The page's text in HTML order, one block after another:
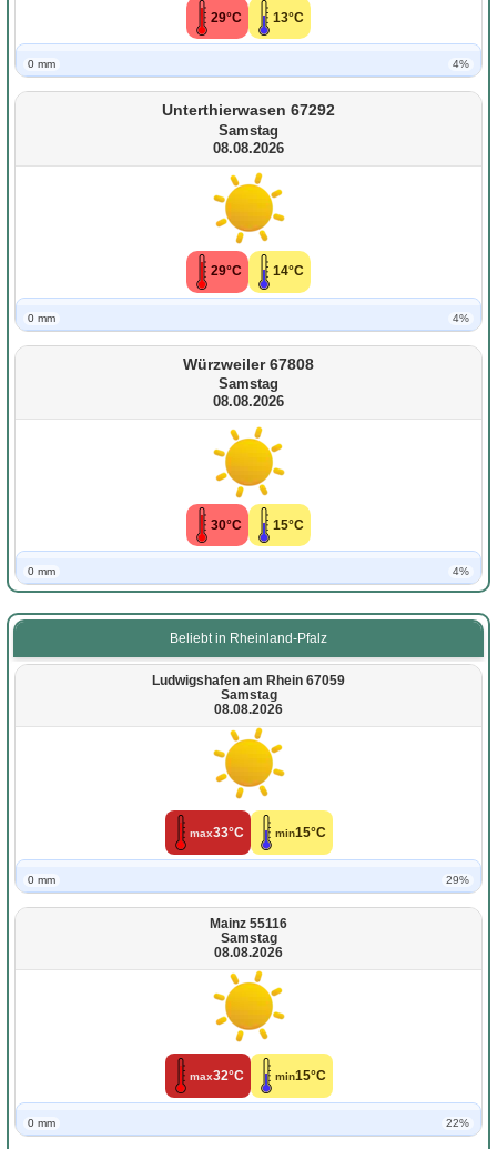
29°C 13°C
0 mm 4%
Unterthierwasen 67292
Samstag
08.08.2026
29°C 14°C
0 mm 4%
Würzweiler 67808
Samstag
08.08.2026
30°C 15°C
0 mm 4%
Beliebt in Rheinland-Pfalz
Ludwigshafen am Rhein 67059
Samstag
08.08.2026
max33°C min15°C
0 mm 29%
Mainz 55116
Samstag
08.08.2026
max32°C min15°C
0 mm 22%